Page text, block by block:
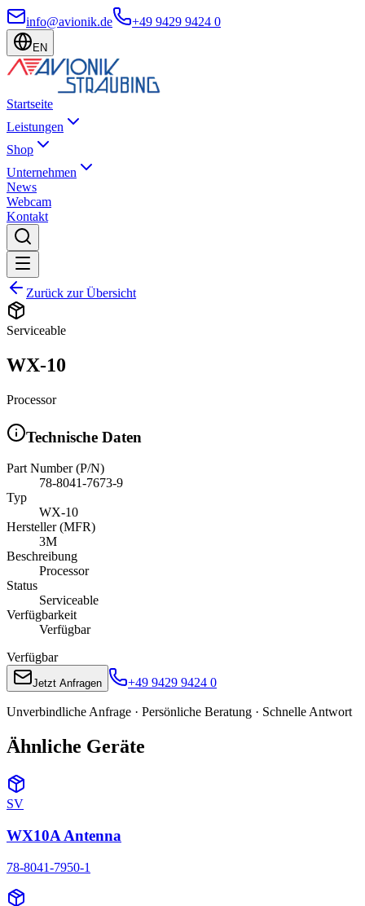
info@avionik.de +49 9429 9424 0
EN
Startseite
Leistungen
Shop
Unternehmen
News
Webcam
Kontakt
Zurück zur Übersicht
Serviceable
WX-10
Processor
Technische Daten
Part Number (P/N)
78-8041-7673-9
Typ
WX-10
Hersteller (MFR)
3M
Beschreibung
Processor
Status
Serviceable
Verfügbarkeit
Verfügbar
Verfügbar
Jetzt Anfragen +49 9429 9424 0
Unverbindliche Anfrage · Persönliche Beratung · Schnelle Antwort
Ähnliche Geräte
SV
WX10A Antenna
78-8041-7950-1